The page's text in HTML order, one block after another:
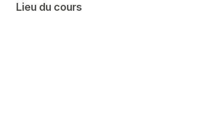
Lieu du cours